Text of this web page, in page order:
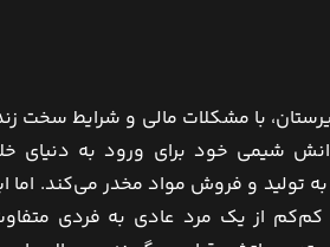
با مشکلات مالی و شرایط
شیمی خود برای ورود به دنیای
و فروش مواد مخدر می‌کند. اما
کم‌کم از یک مرد عادی به فردی